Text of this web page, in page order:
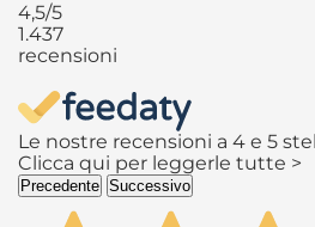
4,5/5
1.437
recensioni
Le nostre recensioni a 4 e 5
Clicca qui per leggerle tutte >
Precedente Successivo